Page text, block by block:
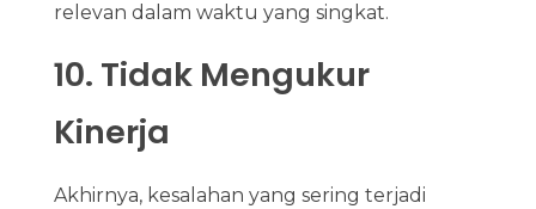
relevan dalam waktu yang singkat.
10. Tidak Mengukur
Kinerja
Akhirnya, kesalahan yang sering terjadi